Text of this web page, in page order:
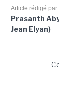
Article rédigé par
Prasanth
Jean Elyan)